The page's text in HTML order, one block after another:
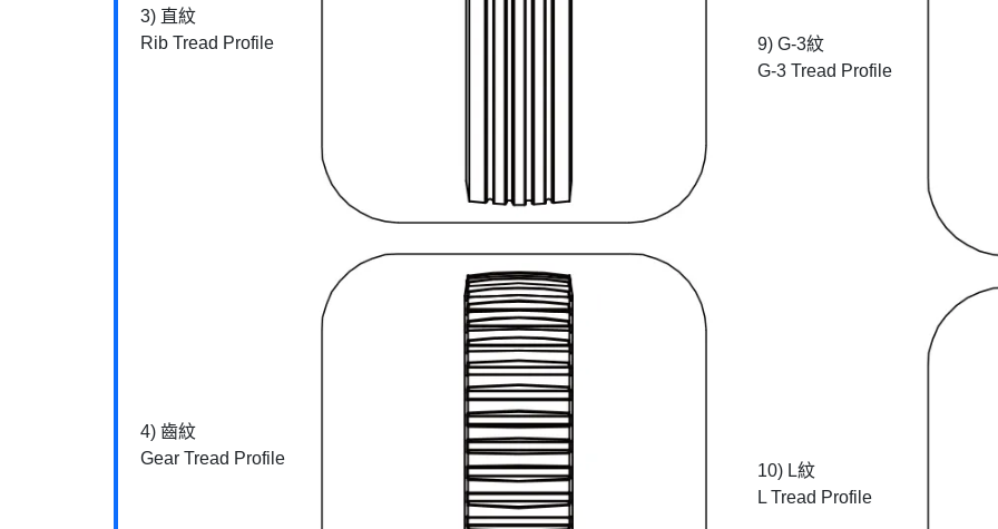
3) 直紋
Rib Tread Profile
4) 齒紋
Gear Tread Profile
9) G-3紋
G-3 Tread Profile
10) L紋
L Tread Profile